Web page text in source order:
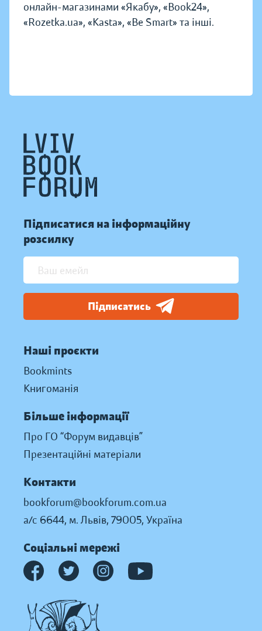
онлайн-магазинами «Якабу», «Book24»,
«Rozetka.ua», «Kasta», «Be Smart» та інші.
Підписатися на інформаційну
розсилку
Підписатись
Наші проєкти
Bookmints
Книгоманія
Більше інформації
Про ГО “Форум видавців”
Презентаційні матеріали
Контакти
bookforum@bookforum.com.ua
а/с 6644, м. Львів, 79005, Україна
Соціальні мережі